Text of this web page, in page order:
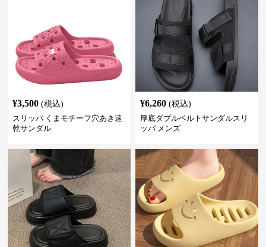
¥3,500 (税込)
スリッパ くまモチーフ穴あき速
乾サンダル
¥6,260 (税込)
厚底ダブルベルトサンダルスリ
ッパ メンズ